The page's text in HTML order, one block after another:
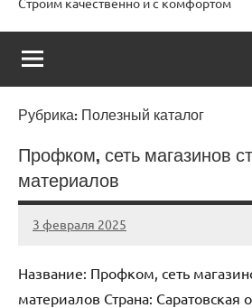
Рубрика: Полезный каталог
Профком, сеть магазинов
материалов
3 февраля 2025
Anisa
Нет
Название: Профком, сеть
материалов Страна: Саратовская